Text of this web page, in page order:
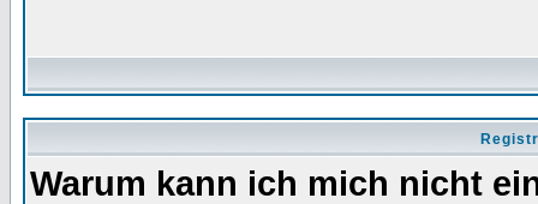
Warum kann ich mich nicht